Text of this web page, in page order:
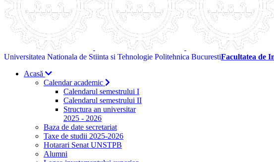
Universitatea Nationala de Stiinta si Tehnologie Politehnica BucurestiFacultatea de
Acasă
Calendar academic
Calendarul semestrului I
Calendarul semestrului II
Structura an universitar
2025 - 2026
Baza de date secretariat
Taxe de studii 2025-2026
Hotarari Senat UNSTPB
Alumni